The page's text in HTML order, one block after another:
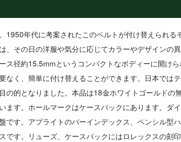
1950年代に考案されたこのベルトが付け替えられる
、その日の洋服や気分に応じてカラーやデザインの
ス径約15.5mmというコンパクトなボディーに開け
なく、簡単に付け替えることができます。日本では
の的となりました。本品は18金ホワイトゴールドの
ます。ホールマークはケースバックにあります。ダ
です。アプライトのバーインデックス、ペンシル型
です。リューズ、ケースバックにはロレックスの刻